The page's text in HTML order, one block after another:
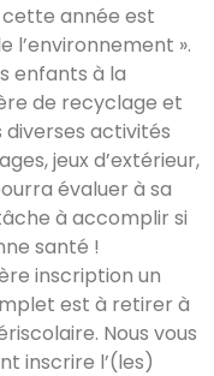
année est
l’environnement ».
enfants à la
de recyclage et
activités
jeux d’extérieur,
évaluer à sa
à accomplir si
santé !
inscription un
est à retirer à
Nous vous
inscrire l’(les)